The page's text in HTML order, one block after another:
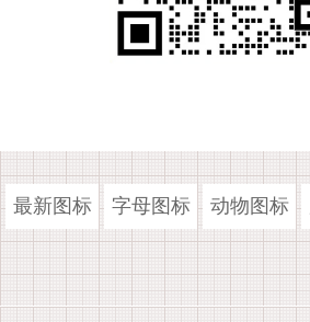
最新图标 字母图标 动物图标